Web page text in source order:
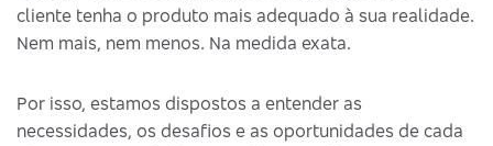
cliente tenha o produto mais adequado à sua realidade.
Nem mais, nem menos. Na medida exata.
Por isso, estamos dispostos a entender as
necessidades, os desafios e as oportunidades de cada